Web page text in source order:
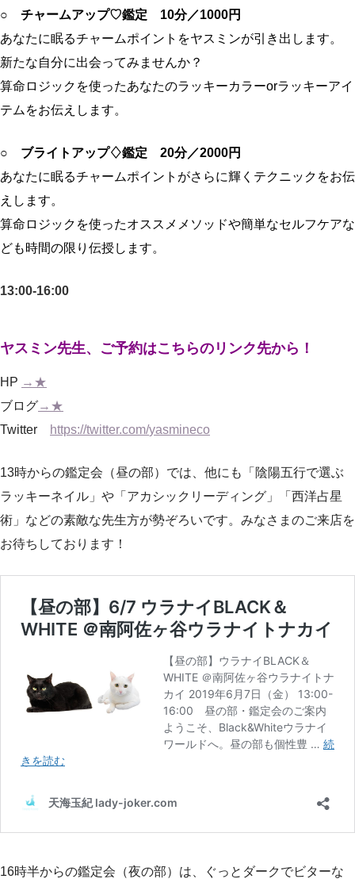
○ チャームアップ♡鑑定 10分／1000円
あなたに眠るチャームポイントをヤスミンが引き出します。
新たな自分に出会ってみませんか？
算命ロジックを使ったあなたのラッキーカラーorラッキーアイ
テムをお伝えします。
○ ブライトアップ♢鑑定 20分／2000円
あなたに眠るチャームポイントがさらに輝くテクニックをお伝
えします。
算命ロジックを使ったオススメメソッドや簡単なセルフケアな
ども時間の限り伝授します。
13:00-16:00
ヤスミン先生、ご予約はこちらのリンク先から！
HP →★
ブログ→★
Twitter
https://twitter.com/yasmineco
13時からの鑑定会（昼の部）では、他にも「陰陽五行で選ぶ
ラッキーネイル」や「アカシックリーディング」「西洋占星
術」などの素敵な先生方が勢ぞろいです。みなさまのご来店を
お待ちしております！
16時半からの鑑定会（夜の部）は、ぐっとダークでビターな